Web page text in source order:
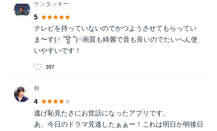
ケンタッキー
5
テレビを持っていないのでかつようさせてもらってい
ま〜す(☝︎ ՞ਊ ՞)☝︎画質も綺麗で音も良いのでたいへん使
いやすいです！
397
秋
4
逃げ恥見たさにお世話になったアプリです。
あ、今日のドラマ見逃したぁぁー！これは明日か明後日